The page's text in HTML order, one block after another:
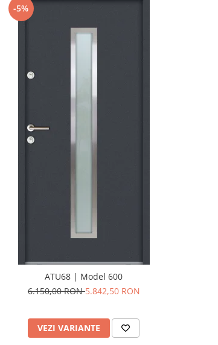
-5%
ATU68 | Model 600
6.150,00 RON5.842,50 RON
VEZI VARIANTE